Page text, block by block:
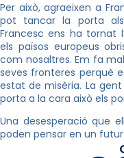
Per això, agraeixen a
pot tancar la porta als
Francesc ens ha tornat
els països europeus
com nosaltres. Em fa
seves fronteres perquè
estat de misèria. La
porta a la cara això els
Una desesperació que
poden pensar en un